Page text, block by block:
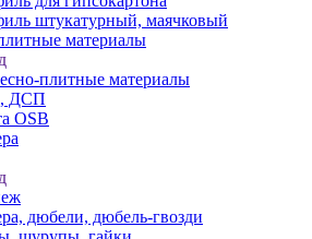
штукатурный, маячковый
материалы
плитные материалы
ДСП
OSB
дюбели, дюбель-гвозди